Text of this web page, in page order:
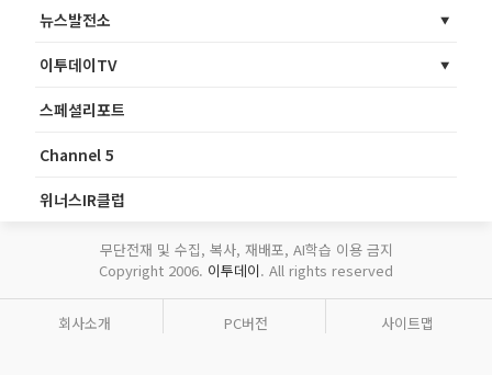
뉴스발전소
이투데이TV
스페셜리포트
Channel 5
위너스IR클럽
무단전재 및 수집, 복사, 재배포, AI학습 이용 금지
Copyright 2006. 이투데이. All rights reserved
회사소개 PC버전 사이트맵